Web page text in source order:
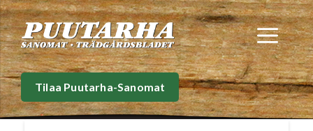
Siirry
sisältöön
Tilaa Puutarha-Sanomat